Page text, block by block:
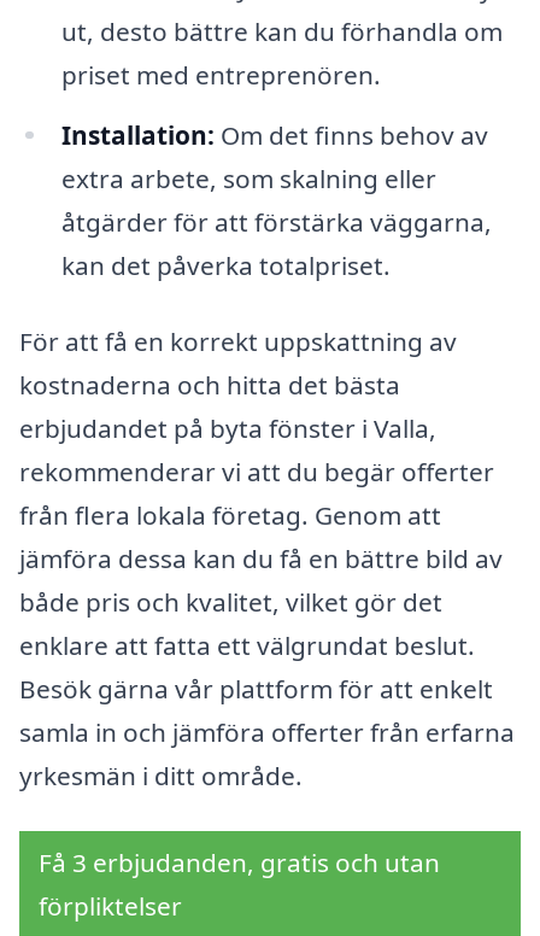
ut, desto bättre kan du förhandla om
priset med entreprenören.
Installation: Om det finns behov av
extra arbete, som skalning eller
åtgärder för att förstärka väggarna,
kan det påverka totalpriset.
För att få en korrekt uppskattning av
kostnaderna och hitta det bästa
erbjudandet på byta fönster i Valla,
rekommenderar vi att du begär offerter
från flera lokala företag. Genom att
jämföra dessa kan du få en bättre bild av
både pris och kvalitet, vilket gör det
enklare att fatta ett välgrundat beslut.
Besök gärna vår plattform för att enkelt
samla in och jämföra offerter från erfarna
yrkesmän i ditt område.
Få 3 erbjudanden, gratis och utan
förpliktelser